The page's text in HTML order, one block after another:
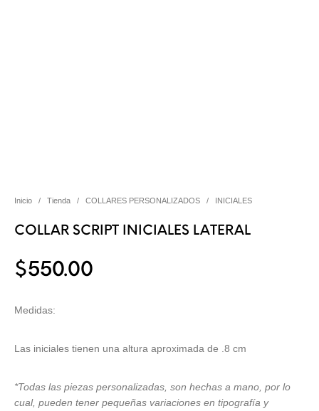
Inicio / Tienda / COLLARES PERSONALIZADOS / INICIALES
COLLAR SCRIPT INICIALES LATERAL
$550.00
Medidas:
Las iniciales tienen una altura aproximada de .8 cm
*Todas las piezas personalizadas, son hechas a mano, por lo
cual, pueden tener pequeñas variaciones en tipografía y